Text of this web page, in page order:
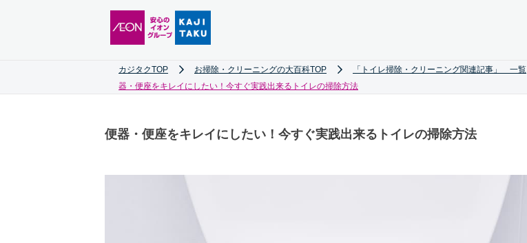
カジタクTOP お掃除・クリーニングの大百科TOP 「トイレ掃除・クリーニング関連記事」 一覧
器・便座をキレイにしたい！今すぐ実践出来るトイレの掃除方法
便器・便座をキレイにしたい！今すぐ実践出来るトイレの掃除方法